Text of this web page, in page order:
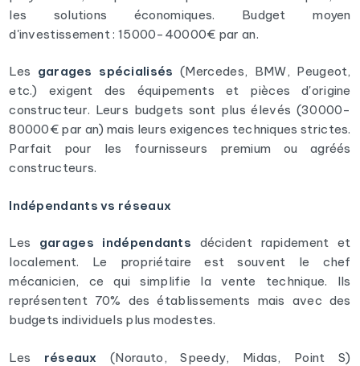
les solutions économiques. Budget moyen
d'investissement : 15000-40000€ par an.
Les garages spécialisés (Mercedes, BMW, Peugeot,
etc.) exigent des équipements et pièces d'origine
constructeur. Leurs budgets sont plus élevés (30000-
80000€ par an) mais leurs exigences techniques strictes.
Parfait pour les fournisseurs premium ou agréés
constructeurs.
Indépendants vs réseaux
Les garages indépendants décident rapidement et
localement. Le propriétaire est souvent le chef
mécanicien, ce qui simplifie la vente technique. Ils
représentent 70% des établissements mais avec des
budgets individuels plus modestes.
Les réseaux (Norauto, Speedy, Midas, Point S)